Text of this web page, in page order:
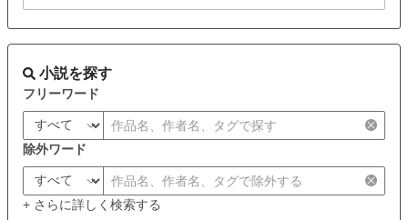
小説を探す
フリーワード
除外ワード
+ さらに詳しく検索する